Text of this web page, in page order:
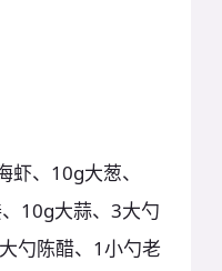
虾、10g大葱、
10g大蒜、3大勺
勺陈醋、1小勺老